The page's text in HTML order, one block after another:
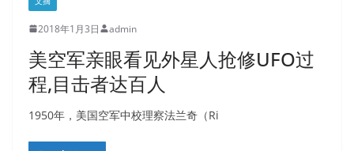
2018年1月3日 admin
美空军亲眼看见外星人抢修UFO过
程,目击者达百人
1950年，美国空军中校理察法兰奇（Ri